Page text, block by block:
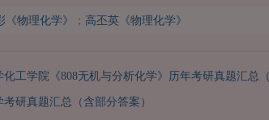
《物理化学》 ； 高丕英《物理化学》
化工学院《808无机与分析化学》历年考研真题汇总
研真题汇总（含部分答案）